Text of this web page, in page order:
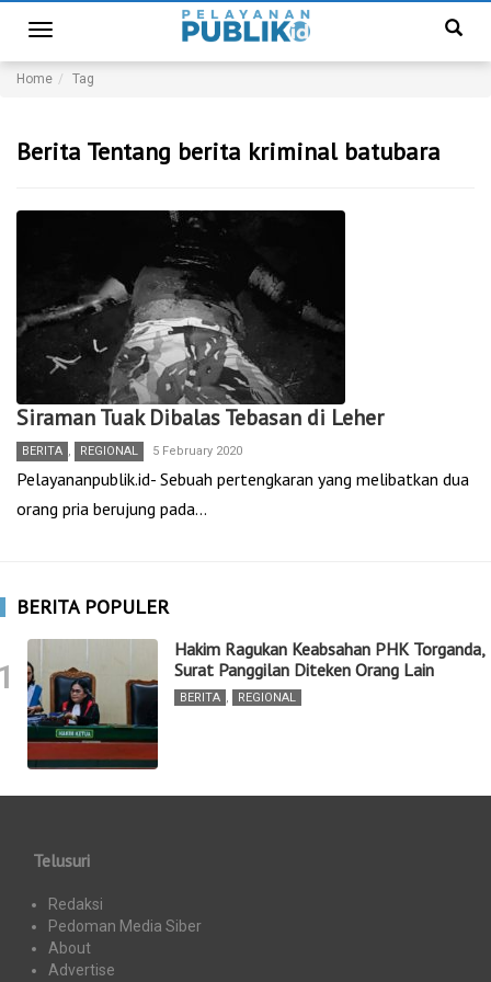
Toggle
navigation
Home Tag
Berita Tentang berita kriminal batubara
Siraman Tuak Dibalas Tebasan di Leher
BERITA , REGIONAL 5 February 2020
Pelayananpublik.id- Sebuah pertengkaran yang melibatkan dua
orang pria berujung pada…
BERITA POPULER
Hakim Ragukan Keabsahan PHK Torganda,
Surat Panggilan Diteken Orang Lain
BERITA , REGIONAL
Telusuri
Redaksi
Pedoman Media Siber
About
Advertise